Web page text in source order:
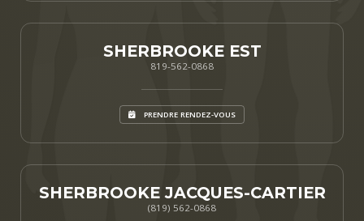
SHERBROOKE EST
819-562-0868
PRENDRE RENDEZ-VOUS
SHERBROOKE JACQUES-CARTIER
(819) 562-0868